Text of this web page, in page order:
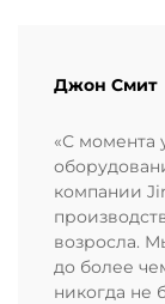
Джон Смит
«С момента
компании
возросла.
до более
никогда не